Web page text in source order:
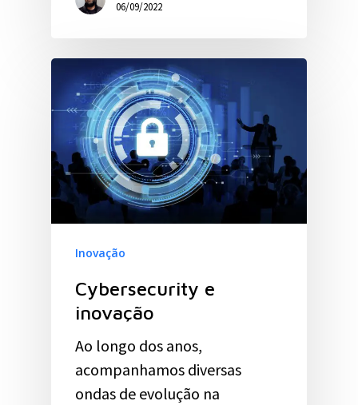
06/09/2022
Inovação
Cybersecurity e
inovação
Ao longo dos anos,
acompanhamos diversas
ondas de evolução na